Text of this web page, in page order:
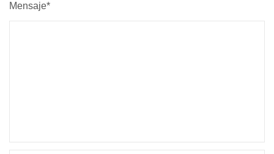
Mensaje*